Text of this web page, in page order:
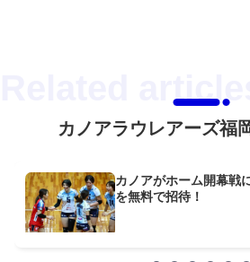
カノアラウレアーズ福
カノアがホーム開幕戦
を無料で招待！